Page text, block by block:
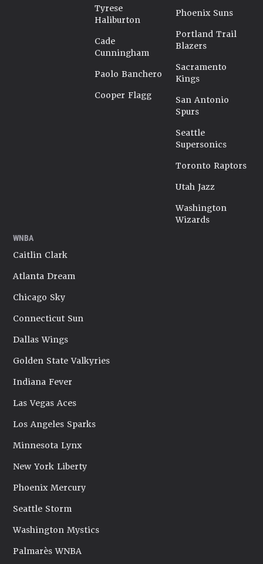
Tyrese
Haliburton
Cade
Cunningham
Paolo Banchero
Cooper Flagg
Phoenix Suns
Portland Trail
Blazers
Sacramento
Kings
San Antonio
Spurs
Seattle
Supersonics
Toronto Raptors
Utah Jazz
Washington
Wizards
WNBA
Caitlin Clark
Atlanta Dream
Chicago Sky
Connecticut Sun
Dallas Wings
Golden State Valkyries
Indiana Fever
Las Vegas Aces
Los Angeles Sparks
Minnesota Lynx
New York Liberty
Phoenix Mercury
Seattle Storm
Washington Mystics
Palmarès WNBA